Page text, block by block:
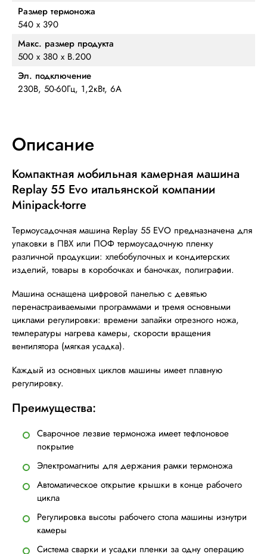
Размер термоножа
540 х 390
Макс. размер продукта
500 х 380 х В.200
Эл. подключение
230В, 50-60Гц, 1,2кВт, 6А
Описание
Компактная мобильная камерная машина
Replay 55 Evo итальянской компании
Minipack-torre
Термоусадочная машина Replay 55 EVO предназначена для
упаковки в ПВХ или ПОФ термоусадочную пленку
различной продукции: хлебобулочных и кондитерских
изделий, товары в коробочках и баночках, полиграфии.
Машина оснащена цифровой панелью с девятью
перенастраиваемыми программами и тремя основными
циклами регулировки: времени запайки отрезного ножа,
температуры нагрева камеры, скорости вращения
вентилятора (мягкая усадка).
Каждый из основных циклов машины имеет плавную
регулировку.
Преимущества:
Сварочное лезвие термоножа имеет тефлоновое
покрытие
Электромагниты для держания рамки термоножа
Автоматическое открытие крышки в конце рабочего
цикла
Регулировка высоты рабочего стола машины изнутри
камеры
Система сварки и усадки пленки за одну операцию